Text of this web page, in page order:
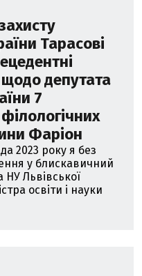
Тарасові
щодо депутата
7
Фаріон
2023 року я без
у блискавичний
НУ Львівської
освіти і науки